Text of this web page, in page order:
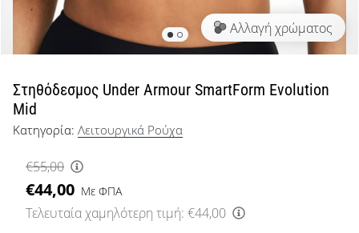
μπάσκετ
Είσαι
λάτρης
μπάσκετ
όπως
εμείς;
Έλα
μας
ως
πρεσβευτής
της
Αλλαγή χρώματος
Στηθόδεσμος Under Armour SmartForm Evolution
Mid
Κατηγορία: Λειτουργικά Ρούχα
€55,00
€44,00 Με ΦΠΑ
Τελευταία χαμηλότερη τιμή: €44,00